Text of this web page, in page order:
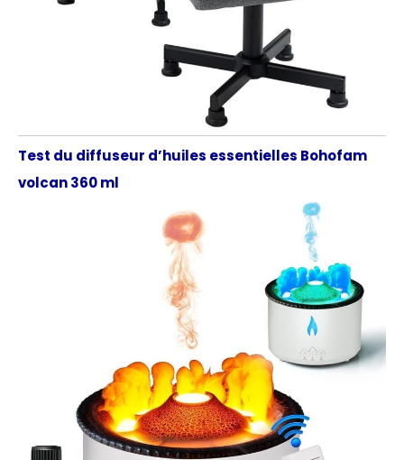
Test du diffuseur d’huiles essentielles Bohofam
volcan 360 ml